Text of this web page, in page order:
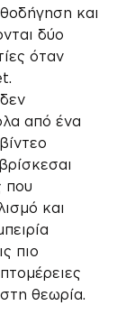
και
δύο
όταν
από ένα
που
και
πιο
θεωρία.